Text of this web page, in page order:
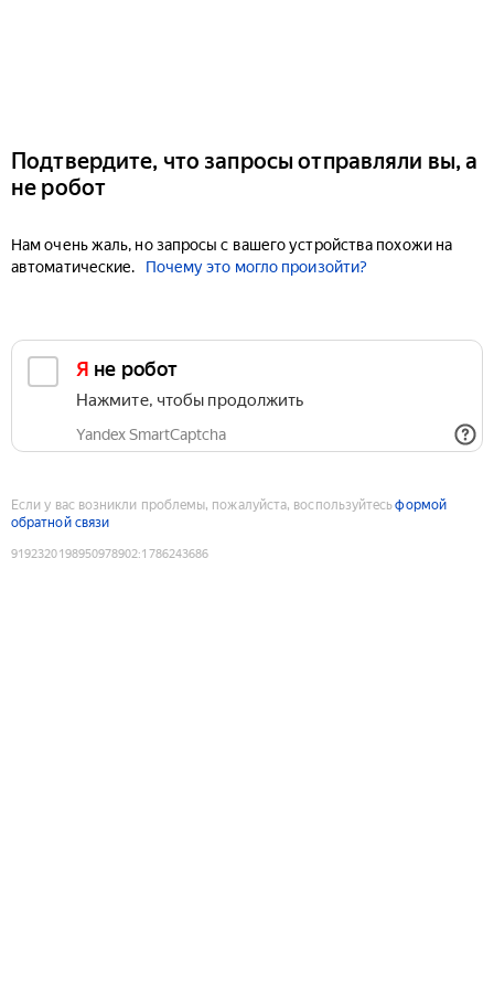
Подтвердите, что запросы отправляли вы, а
не робот
Нам очень жаль, но запросы с вашего устройства похожи на
автоматические.
Почему это могло произойти?
Я не робот
Нажмите, чтобы продолжить
Yandex SmartCaptcha
Если у вас возникли проблемы, пожалуйста, воспользуйтесьформой
обратной связи
9192320198950978902:1786243686